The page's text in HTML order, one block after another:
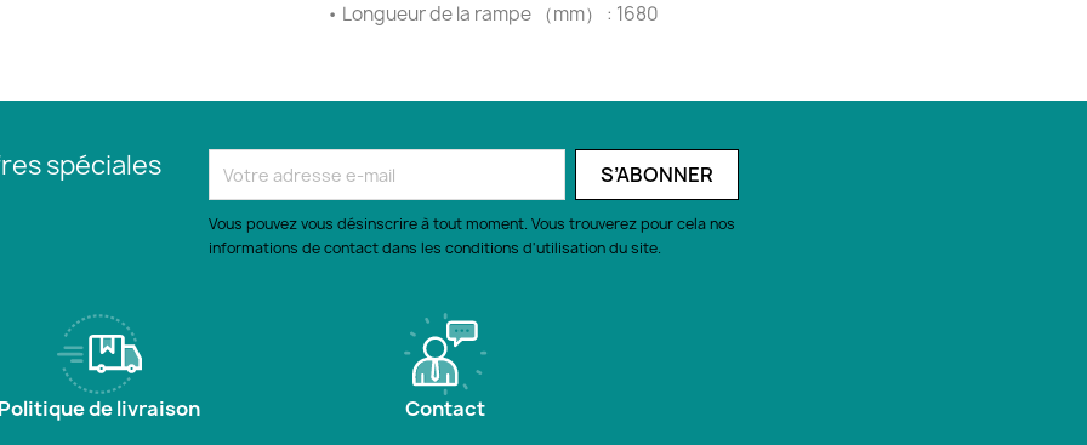
• Longueur de la rampe （mm） : 1680
spéciales
Vous pouvez vous désinscrire à tout moment. Vous trouverez pour cela nos
informations de contact dans les conditions d'utilisation du site.
de livraison Contact